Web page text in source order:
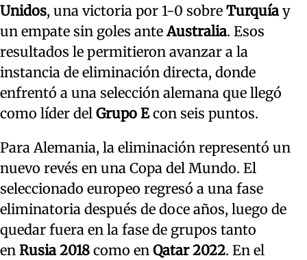
Unidos, una victoria por 1-0 sobre Turquía y
un empate sin goles anteAustralia. Esos
resultados le permitieron avanzar a la
instancia de eliminación directa, donde
enfrentó a una selección alemana que llegó
como líder del Grupo Econ seis puntos.
Para Alemania, la eliminación representó un
nuevo revés en una Copa del Mundo. El
seleccionado europeo regresó a una fase
eliminatoria después de doce años, luego de
quedar fuera en la fase de grupos tanto
en Rusia 2018 como en Qatar 2022. En el